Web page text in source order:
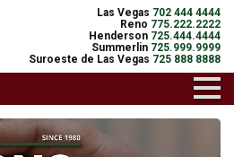
Las Vegas 702 444 4444
Reno 775.222.2222
Henderson 725.444.4444
Summerlin 725.999.9999
Suroeste de Las Vegas 725 888 8888